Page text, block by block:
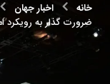
خانه اخبار جهان
ضرورت گذار به رویکرد